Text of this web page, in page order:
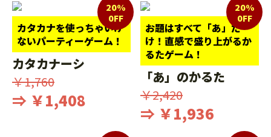
カタカナを使っちゃいけ
ないパーティーゲーム！
20%
0FF
カタカナーシ
￥1,760
⇒ ￥1,408
お題はすべて「あ」だ
け！直感で盛り上がるか
るたゲーム！
20%
0FF
「あ」のかるた
￥2,420
⇒ ￥1,936